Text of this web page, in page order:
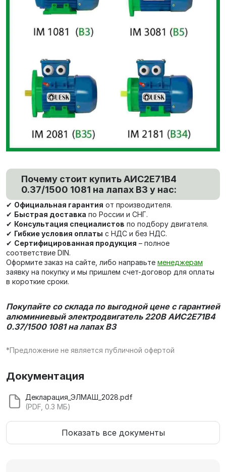
Почему стоит купить АИС2Е71В4
0.37/1500 1081 на лапах В3 у нас:
✔ Официальная гарантия от производителя.
✔ Быстрая доставка по России и СНГ.
✔ Консультация специалистов по подбору двигателя.
✔ Гибкие условия оплаты с НДС и без НДС.
✔ Сертифицированная продукция – полное
соответствие DIN.
Оформите заказ на сайте, либо направьте менеджерам
заявку на покупку и мы пришлем счет-договор для оплаты
в короткие сроки.
Покупайте со склада по выгодной цене с гарантией
алюминиевый электродвигатель 220В АИС2Е71В4
0.37/1500 1081 на лапах В3
*Предложение не является публичной офертой
Документация
Декларация_ЭЛМАШ_2028.pdf
(PDF, 0.3 МБ)
Показать все документы